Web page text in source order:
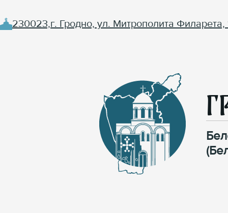
230023,г. Гродно, ул. Митрополита Филарета,